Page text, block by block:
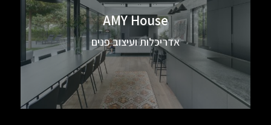
AMY House
אדריכלות ועיצוב פנים